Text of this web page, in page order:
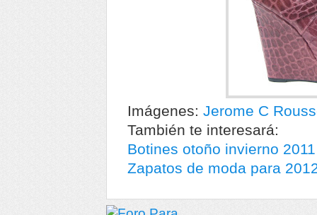
Imágenes: Jerome C
También te interesará:
Botines otoño invierno
Zapatos de moda para